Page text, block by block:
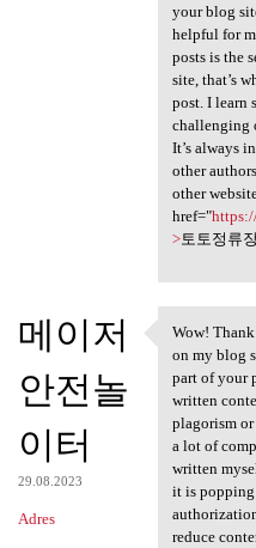
your blog
helpful for
posts is the
site, that’s
post. I learn
challenging
It’s always
other
other
href="
>토토정류
메이저
안전놀
이터
29.08.2023
Adres
Wow!
Wow!
on my blog
part of your
written
plagorism
a lot of
written
it is
reduce